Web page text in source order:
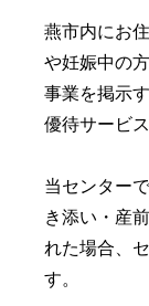
燕市内にお
や妊娠中の
事業を掲示
優待サービ
当センター
き添い・産
れた場合、
す。